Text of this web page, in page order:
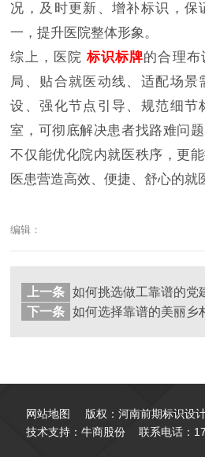
况，及时更新、增补标识，保
一，提升医院整体形象。
综上，医院标识标牌的合理布
局、贴合就医动线、适配场景
设、强化节点引导、规范细节
室，可彻底解决患者找路难问
不仅能优化院内就医秩序，更
医患营造高效、便捷、舒心的就
编辑：
上一条
下一条
网站地图
版权：河南前期标识设
技术支持：牛商股份
联系电话：